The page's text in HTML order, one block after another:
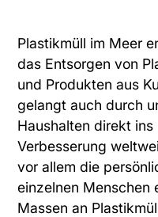
Plastikmüll im Meer
das Entsorgen von
und Produkten aus
gelangt auch durch
Haushalten direkt
Verbesserung
vor allem die
einzelnen Menschen
Massen an